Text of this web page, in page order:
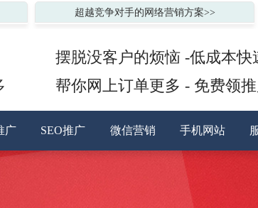
超越竞争对手的网络营销方案>>
摆脱没客户的烦恼 -低成本快
帮你网上订单更多 - 免费领
广 SEO推广 微信营销 手机网站